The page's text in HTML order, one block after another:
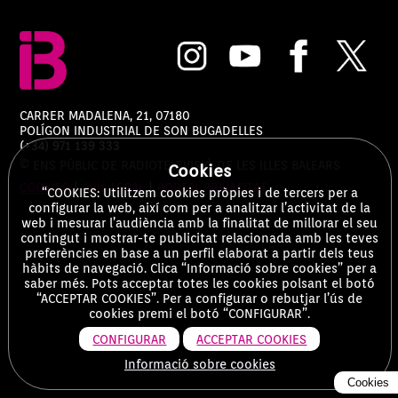
CARRER MADALENA, 21, 07180
POLÍGON INDUSTRIAL DE SON BUGADELLES
(+34) 971 139 333
© ENS PÚBLIC DE RADIOTELEVISIÓ DE LES ILLES BALEARS
COOKIES|AVÍS LEGAL| PORTAL PRIVACITAT
Cookies
Cookies
“COOKIES: Utilitzem cookies pròpies i de tercers per a
configurar la web, així com per a analitzar l’activitat de la
web i mesurar l’audiència amb la finalitat de millorar el seu
contingut i mostrar-te publicitat relacionada amb les teves
preferències en base a un perfil elaborat a partir dels teus
hàbits de navegació. Clica “Informació sobre cookies” per a
saber més. Pots acceptar totes les cookies polsant el botó
“ACCEPTAR COOKIES”. Per a configurar o rebutjar l’ús de
cookies premi el botó “CONFIGURAR”.
CONFIGURAR
ACCEPTAR COOKIES
Informació sobre cookies